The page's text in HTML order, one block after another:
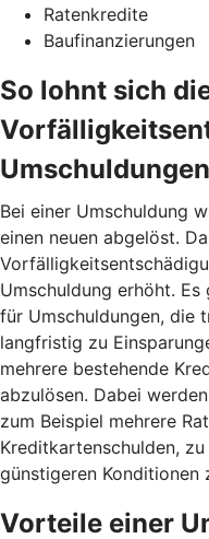
Ratenkredite
Baufinanzierungen
So lohnt sich
Umschuldungen
Bei einer Umschuldung
einen neuen abgelöst.
Umschuldung erhöht.
für Umschuldungen, die
langfristig zu
mehrere bestehende
abzulösen. Dabei
zum Beispiel mehrere
Kreditkartenschulden,
günstigeren Konditionen
Vorteile einer